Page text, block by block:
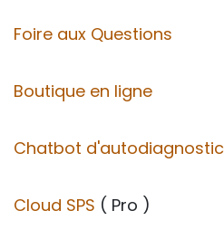
Foire aux Questions
Boutique en ligne
Chatbot d'autodiagnostic
Cloud SPS ( Pro )